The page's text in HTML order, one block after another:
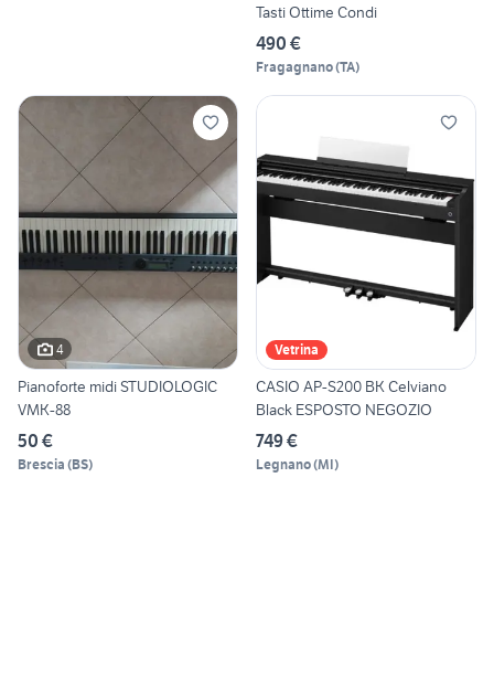
Tasti Ottime Condi
490 €
Fragagnano(TA)
4
Pianoforte midi STUDIOLOGIC
VMK-88
50 €
Brescia (BS)
Vetrina
CASIO AP-S200 BK Celviano
Black ESPOSTO NEGOZIO
749 €
Legnano(MI)